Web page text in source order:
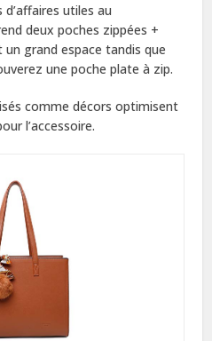
utiles au
deux poches zippées +
grand espace tandis que
une poche plate à zip.
comme décors optimisent
l’accessoire.